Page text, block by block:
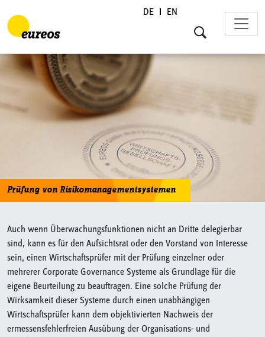
Skip to content
DE EN
Prüfung von Risikomanagementsystemen
Auch wenn Überwachungsfunktionen nicht an Dritte delegierbar
sind, kann es für den Aufsichtsrat oder den Vorstand von Interesse
sein, einen Wirtschaftsprüfer mit der Prüfung einzelner oder
mehrerer Corporate Governance Systeme als Grundlage für die
eigene Beurteilung zu beauftragen. Eine solche Prüfung der
Wirksamkeit dieser Systeme durch einen unabhängigen
Wirtschaftsprüfer kann dem objektivierten Nachweis der
ermessensfehlerfreien Ausübung der Organisations- und